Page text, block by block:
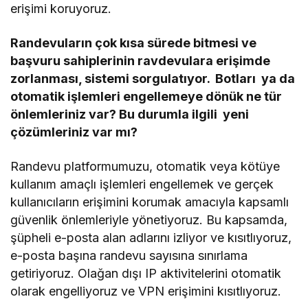
erişimi koruyoruz.
Randevuların çok kısa sürede bitmesi ve
başvuru sahiplerinin ravdevulara erişimde
zorlanması, sistemi sorgulatıyor. Botları ya da
otomatik işlemleri engellemeye dönük ne tür
önlemleriniz var? Bu durumla ilgili yeni
çözümleriniz var mı?
Randevu platformumuzu, otomatik veya kötüye
kullanım amaçlı işlemleri engellemek ve gerçek
kullanıcıların erişimini korumak amacıyla kapsamlı
güvenlik önlemleriyle yönetiyoruz. Bu kapsamda,
şüpheli e-posta alan adlarını izliyor ve kısıtlıyoruz,
e-posta başına randevu sayısına sınırlama
getiriyoruz. Olağan dışı IP aktivitelerini otomatik
olarak engelliyoruz ve VPN erişimini kısıtlıyoruz.